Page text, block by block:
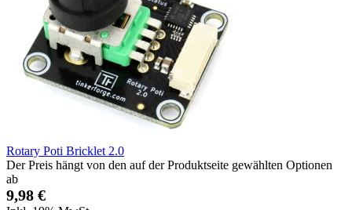
Rotary Poti Bricklet 2.0
Der Preis hängt von den auf der Produktseite gewählten Optionen
ab
9,98 €